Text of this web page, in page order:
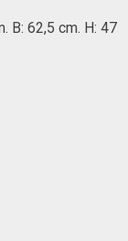
B: 62,5 cm. H: 47